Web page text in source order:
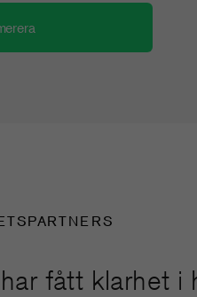
fått klarhet i